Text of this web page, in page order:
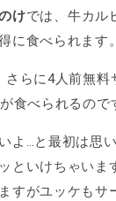
けでは、牛カル
に食べられます。
らに4人前無料
食べられるので
よ…と最初は思
といけちゃいま
すがユッケもサ